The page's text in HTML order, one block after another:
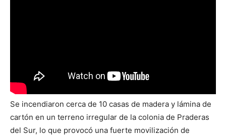
Se incendiaron cerca de 10 casas de madera y lámina de
cartón en un terreno irregular de la colonia de Praderas
del Sur, lo que provocó una fuerte movilización de